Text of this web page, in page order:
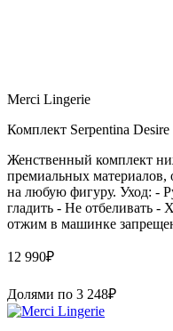
Merci Lingerie
Комплект Serpentina Desire
Женственный комплект
премиальных материалов,
на любую фигуру. Уход: -
гладить - Не отбеливать
отжим в машинке
12 990₽
Долями по 3 248₽